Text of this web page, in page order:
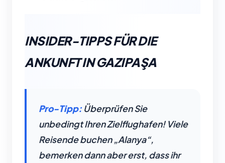
INSIDER-TIPPS FÜR DIE
ANKUNFT IN GAZIPAŞA
Pro-Tipp:Überprüfen Sie
unbedingt Ihren Zielflughafen! Viele
Reisende buchen „Alanya“,
bemerken dann aber erst, dass ihr